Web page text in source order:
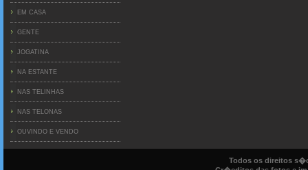
EM CASA
GENTE
JOGATINA
NA ESTANTE
NAS TELINHAS
NAS TELONAS
OUVINDO E VENDO
Todos os direitos